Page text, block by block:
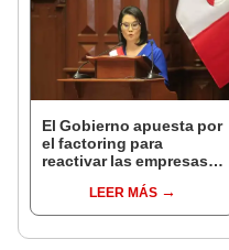
El Gobierno apuesta por
el factoring para
reactivar las empresas:
funciona?LEER MÁS